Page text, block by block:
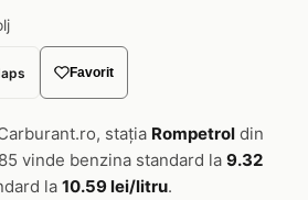
Favorit
stația Rompetrol din
vinde benzina standard la 9.32
la 10.59 lei/litru.